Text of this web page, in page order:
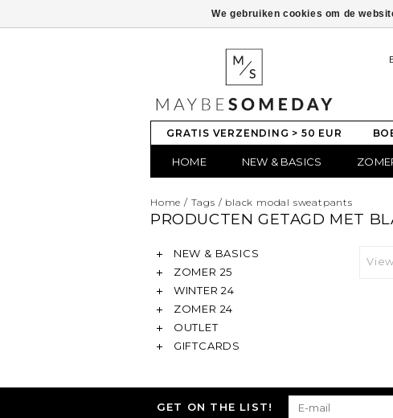
GRATIS VERZENDING > 50 EUR
HOME NEW & BASICS
Home / Tags / black modal sweatpants
PRODUCTEN GETAGD MET
NEW & BASICS
ZOMER 25
WINTER 24
ZOMER 24
OUTLET
GIFTCARDS
We gebruiken cookies om de
GET ON THE LIST!